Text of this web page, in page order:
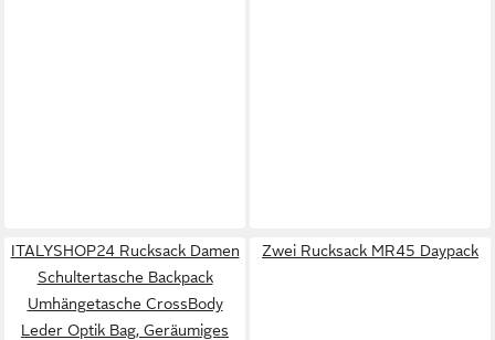
ITALYSHOP24 Rucksack Damen
Schultertasche Backpack
Umhängetasche CrossBody
Leder Optik Bag, Geräumiges
Zwei Rucksack MR45 Daypack